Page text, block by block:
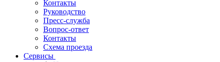
Контакты
Руководство
Пресс-служба
Вопрос-ответ
Контакты
Схема проезда
Сервисы